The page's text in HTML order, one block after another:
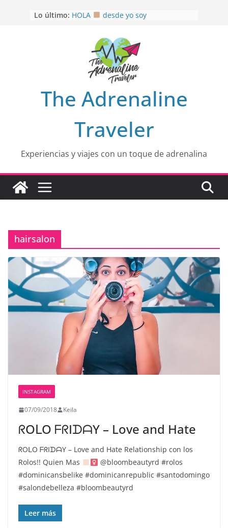
Lo último: HOLA
desde yo soy
EL SENDERO DEL CACAO: Excelente
opción
HOSPEDAJE AL NATURALSHH !!
OTRA PERSPECTIVA de RÍO EL
MULITO!
The Adrenaline
Traveler
Experiencias y viajes con un toque de adrenalina
hairsalon
INSTAGRAM
07/09/2018 Keila
ᖇOᒪO ᖴᖇIᗪᗩY – Love and Hate
ᖇOᒪO ᖴᖇIᗪᗩY – Love and Hate Relationship con los
Rolos!! Quien Mas
@bloombeautyrd #rolos
#dominicansbelike #dominicanrepublic #santodomingo
#salondebelleza #bloombeautyrd
Leer más